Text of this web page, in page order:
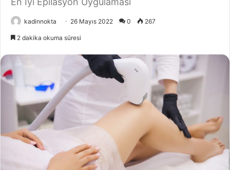
kadinnokta 26 Mayıs 2022 0 267
2 dakika okuma süresi